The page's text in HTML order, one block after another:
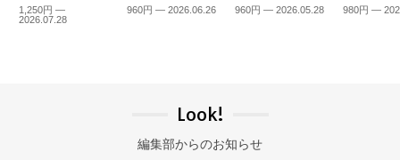
1,250円 —
2026.07.28
960円 — 2026.06.26 960円 — 2026.05.28 980円 —
Look!
編集部からのお知らせ